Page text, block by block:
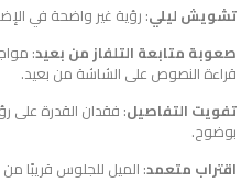
تشويش ليلي: رؤية غير واضحة في
صعوبة متابعة التلفاز من بعيد:
قراءة النصوص على الشاشة من بعيد.
تفويت التفاصيل: فقدان القدرة على
بوضوح.
اقتراب متعمد: الميل للجلوس قريبًا